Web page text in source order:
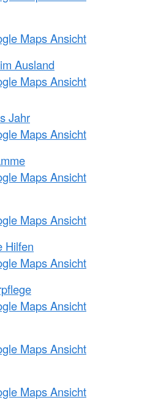
Maps Ansicht
Ausland
Maps Ansicht
Jahr
Maps Ansicht
Maps Ansicht
Maps Ansicht
Hilfen
Maps Ansicht
Maps Ansicht
Maps Ansicht
Maps Ansicht